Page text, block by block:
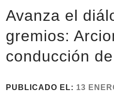
Avanza el
gremios:
conducción
PUBLICADO EL: 13